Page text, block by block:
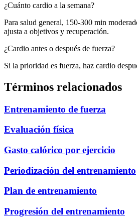
¿Cuánto cardio a la semana?
Para salud general, 150-300 min
ajusta a objetivos y recuperación.
¿Cardio antes o después de fuerza?
Si la prioridad es fuerza, haz cardio
Términos relacionados
Entrenamiento de fuerza
Evaluación física
Gasto calórico por ejercicio
Periodización del entrenamiento
Plan de entrenamiento
Progresión del entrenamiento